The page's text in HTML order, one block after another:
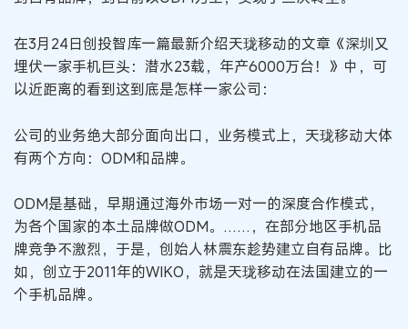
在3月24日创投智库一篇最新介绍天珑移动的文章《深圳又
埋伏一家手机巨头：潜水23载，年产6000万台！》中，可
以近距离的看到这到底是怎样一家公司：
公司的业务绝大部分面向出口，业务模式上，天珑移动大体
有两个方向：ODM和品牌。
ODM是基础，早期通过海外市场一对一的深度合作模式，
为各个国家的本土品牌做ODM。……，在部分地区手机品
牌竞争不激烈，于是，创始人林震东趁势建立自有品牌。比
如，创立于2011年的WIKO，就是天珑移动在法国建立的一
个手机品牌。